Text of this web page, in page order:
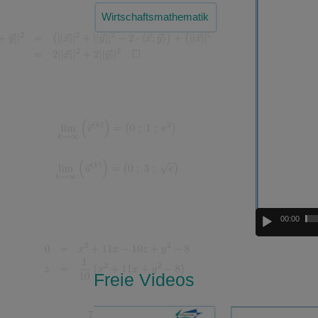
Wirtschaftsmathematik
00:00
Freie Videos